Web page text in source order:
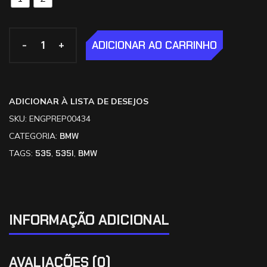
- +
- + ADICIONAR AO CARRINHO
ADICIONAR À LISTA DE DESEJOS
SKU: ENGPREP00434
CATEGORIA: BMW
TAGS: 535, 535I, BMW
INFORMAÇÃO ADICIONAL
AVALIAÇÕES (0)